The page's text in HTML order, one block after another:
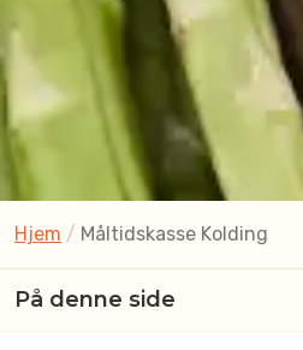
Hjem / Måltidskasse Kolding
På denne side